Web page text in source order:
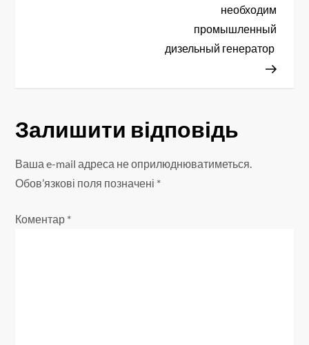
і
я
з
а
необходим
промышленный
дизельный генератор
Залишити відповідь
Ваша e-mail адреса не оприлюднюватиметься.
Обов’язкові поля позначені *
Коментар *